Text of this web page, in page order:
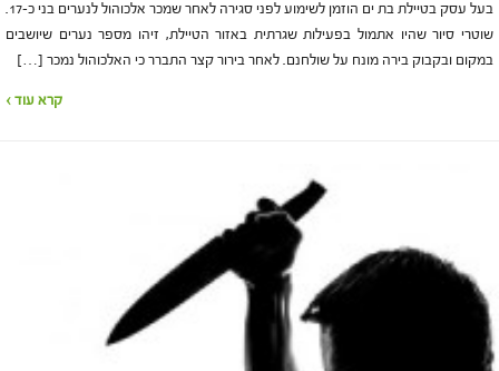
בעל עסק בטיילת בת ים הוזמן לשימוע לפני סגירה לאחר שמכר אלכוהול לנערים בני כ-17.
שוטרי סיור שהיו אתמול בפעילות שגרתית באזור הטיילת, זיהו מספר נערים שיושבים
במקום ובקבוק בירה מונח על שולחנם. לאחר בירור קצר התברר כי האלכוהול נמכר […]
קרא עוד ›